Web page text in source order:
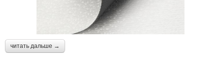
читать дальше →